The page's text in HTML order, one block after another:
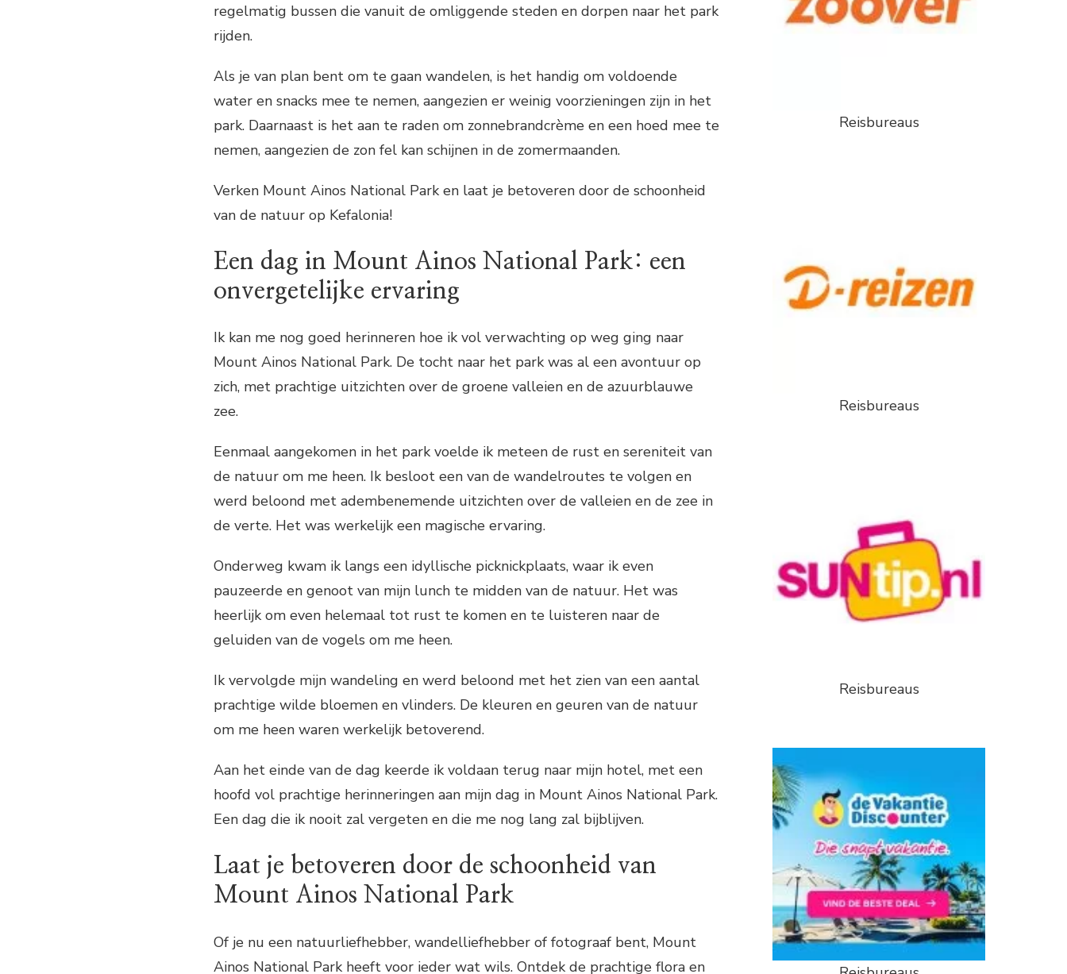
regelmatig bussen die vanuit de omliggende steden en dorpen naar het park
rijden.
Als je van plan bent om te gaan wandelen, is het handig om voldoende
water en snacks mee te nemen, aangezien er weinig voorzieningen zijn in het
park. Daarnaast is het aan te raden om zonnebrandcrème en een hoed mee te
nemen, aangezien de zon fel kan schijnen in de zomermaanden.
Verken Mount Ainos National Park en laat je betoveren door de schoonheid
van de natuur op Kefalonia!
Een dag in Mount Ainos National Park: een
onvergetelijke ervaring
Ik kan me nog goed herinneren hoe ik vol verwachting op weg ging naar
Mount Ainos National Park. De tocht naar het park was al een avontuur op
zich, met prachtige uitzichten over de groene valleien en de azuurblauwe
zee.
Eenmaal aangekomen in het park voelde ik meteen de rust en sereniteit van
de natuur om me heen. Ik besloot een van de wandelroutes te volgen en
werd beloond met adembenemende uitzichten over de valleien en de zee in
de verte. Het was werkelijk een magische ervaring.
Onderweg kwam ik langs een idyllische picknickplaats, waar ik even
pauzeerde en genoot van mijn lunch te midden van de natuur. Het was
heerlijk om even helemaal tot rust te komen en te luisteren naar de
geluiden van de vogels om me heen.
Ik vervolgde mijn wandeling en werd beloond met het zien van een aantal
prachtige wilde bloemen en vlinders. De kleuren en geuren van de natuur
om me heen waren werkelijk betoverend.
Aan het einde van de dag keerde ik voldaan terug naar mijn hotel, met een
hoofd vol prachtige herinneringen aan mijn dag in Mount Ainos National Park.
Een dag die ik nooit zal vergeten en die me nog lang zal bijblijven.
Laat je betoveren door de schoonheid van
Mount Ainos National Park
Of je nu een natuurliefhebber, wandelliefhebber of fotograaf bent, Mount
Ainos National Park heeft voor ieder wat wils. Ontdek de prachtige flora en
Reisbureaus
Reisbureaus
Reisbureaus